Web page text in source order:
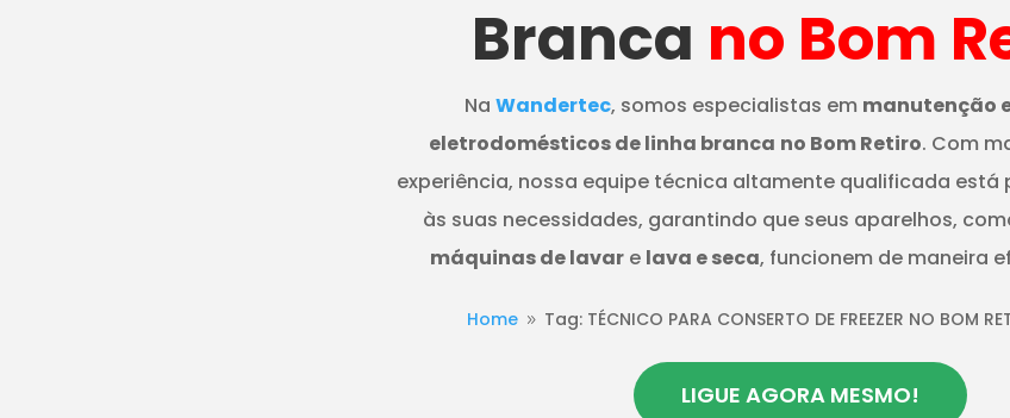
Branca no Bom
Na Wandertec, somos especialistas em manutenção
eletrodomésticos de linha branca no Bom Retiro. Com
experiência, nossa equipe técnica altamente qualificada
às suas necessidades, garantindo que seus aparelhos,
máquinas de lavare lava e seca, funcionem de maneira
Home 9 Tag: TÉCNICO PARA CONSERTO DE FREEZER NO BOM
LIGUE AGORA MESMO!